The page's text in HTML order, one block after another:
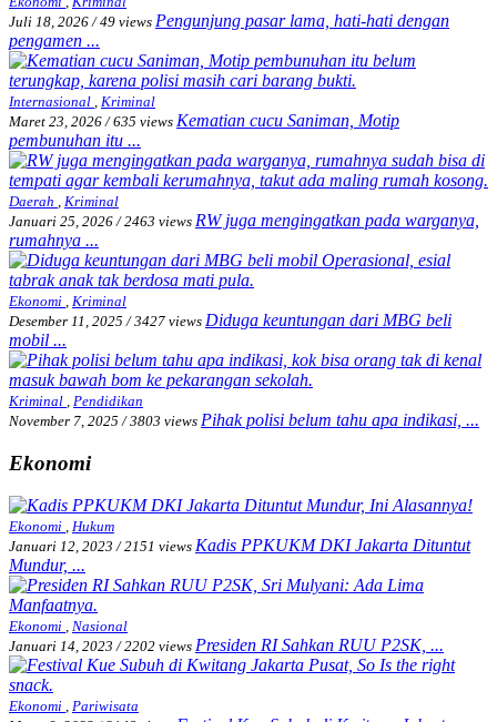
Juli 18, 2026 / 49 views Pengunjung pasar lama, hati-hati dengan
pengamen ...
Internasional , Kriminal
Maret 23, 2026 / 635 views Kematian cucu Saniman, Motip
pembunuhan itu ...
Daerah , Kriminal
Januari 25, 2026 / 2463 views RW juga mengingatkan pada warganya,
rumahnya ...
Ekonomi , Kriminal
Desember 11, 2025 / 3427 views Diduga keuntungan dari MBG beli
mobil ...
Kriminal , Pendidikan
November 7, 2025 / 3803 views Pihak polisi belum tahu apa indikasi, ...
Ekonomi
Ekonomi , Hukum
Januari 12, 2023 / 2151 views Kadis PPKUKM DKI Jakarta Dituntut
Mundur, ...
Ekonomi , Nasional
Januari 14, 2023 / 2202 views Presiden RI Sahkan RUU P2SK, ...
Ekonomi , Pariwisata